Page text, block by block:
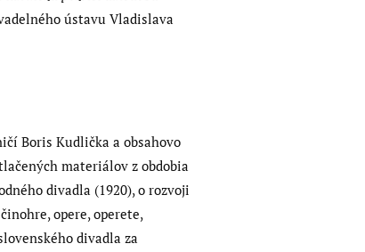
ústavu Vladislava
Boris Kudlička a obsahovo
materiálov z obdobia
divadla (1920), o rozvoji
opere, operete,
divadla za